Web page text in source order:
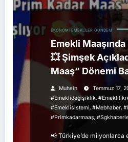
EKONOMI EMEKLILER GÜNDEM
Emekli
💥 Şimşek
Maaş” Dönemi
Muhsin Temmuz 17,
#emeklideğişiklik,
#emeklisistemi, #mebhaber,
#primkadarmaaş,
📢 Türkiye’de milyonlarca